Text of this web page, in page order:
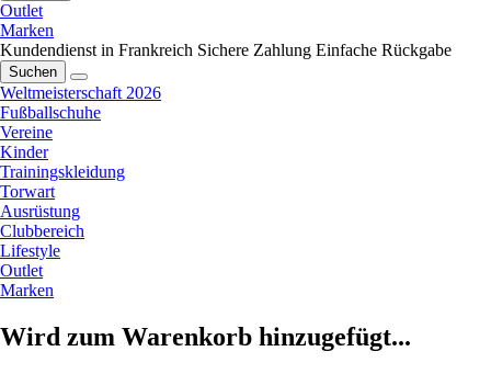
Outlet
Marken
Kundendienst in Frankreich Sichere Zahlung Einfache Rückgabe
Suchen
Weltmeisterschaft 2026
Fußballschuhe
Vereine
Kinder
Trainingskleidung
Torwart
Ausrüstung
Clubbereich
Lifestyle
Outlet
Marken
Wird zum Warenkorb hinzugefügt...